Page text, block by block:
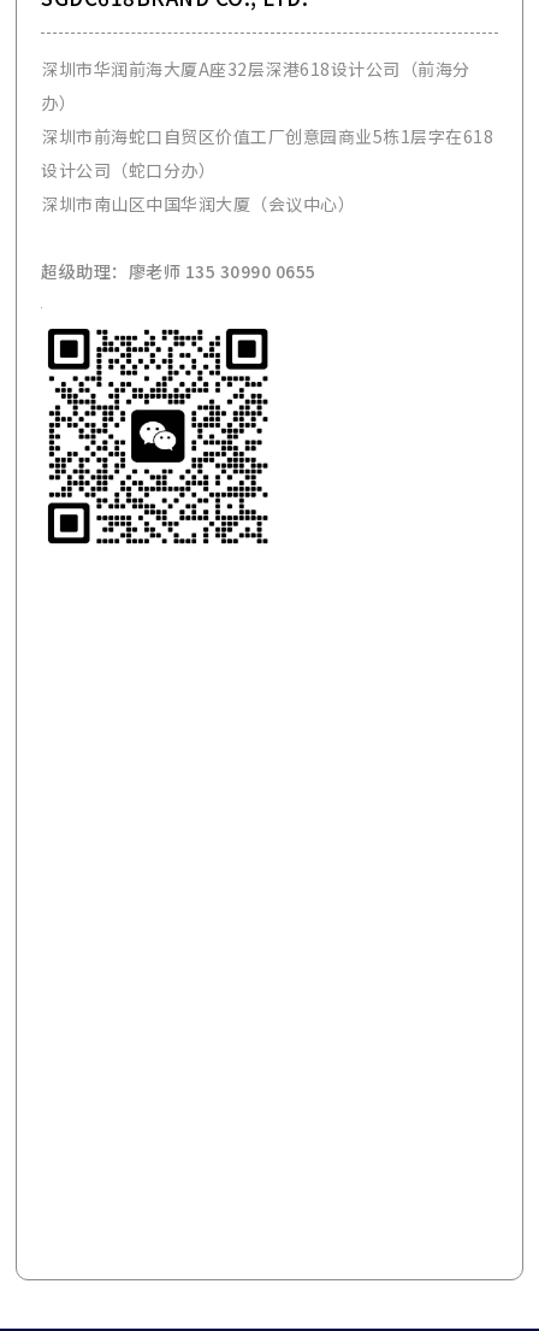
深圳市华润前海大厦A座32层深港618设计公司（前海分
办）
深圳市前海蛇口自贸区价值工厂创意园商业5栋1层字在618
设计公司（蛇口分办）
深圳市南山区中国华润大厦（会议中心）
超级助理：廖老师 135 30990 0655